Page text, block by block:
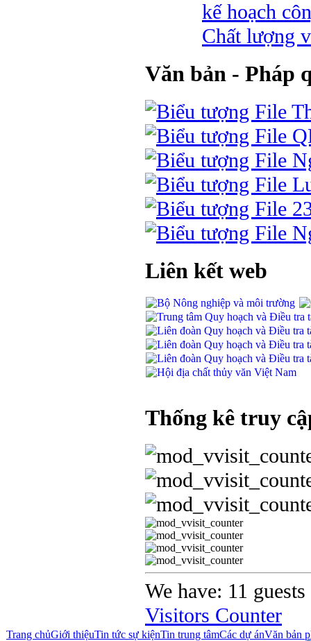
kế hoạch
Chất lượng
Văn bản - Pháp
Liên kết web
Thống kê truy
We have: 11
Visitors Counter
Trang chủGiới thiệuTin tức sự kiệnTin trung tâmCác dự ánVăn bản